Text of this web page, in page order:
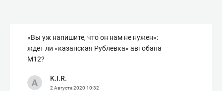
«Вы уж напишите, что он нам не нужен»:
ждет ли «казанская Рублевка» автобана
М12?
K.I.R.
2 Августа 2020 10:32